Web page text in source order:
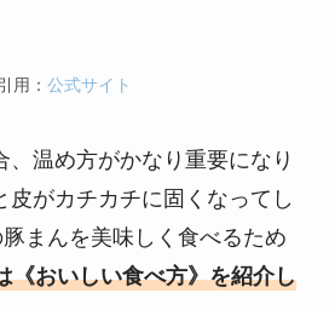
用： 公式サイト
、温め方がかなり重要になり
皮がカチカチに固くなってし
まんを美味しく食べるため
《おいしい食べ方》を紹介し